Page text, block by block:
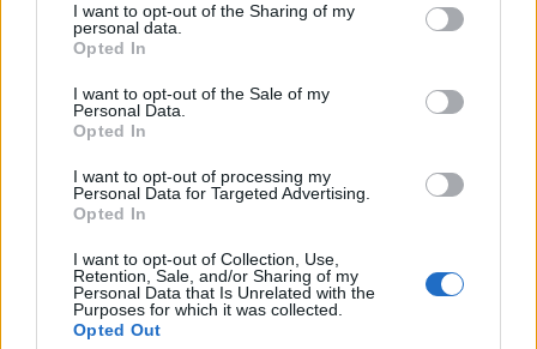
I want to opt-out of the Sharing of my
personal data.
Opted In
I want to opt-out of the Sale of my
Personal Data.
Opted In
I want to opt-out of processing my
Personal Data for Targeted Advertising.
Opted In
I want to opt-out of Collection, Use,
Retention, Sale, and/or Sharing of my
Personal Data that Is Unrelated with the
Purposes for which it was collected.
Opted Out
18.06.2026 - 15.26